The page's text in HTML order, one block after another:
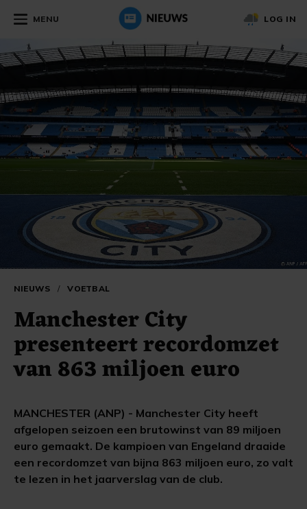
MENU LOG IN
NIEUWS / VOETBAL
Manchester City
presenteert recordomzet
van 863 miljoen euro
MANCHESTER (ANP) - Manchester City heeft
afgelopen seizoen een brutowinst van 89 miljoen
euro gemaakt. De kampioen van Engeland draaide
een recordomzet van bijna 863 miljoen euro, zo valt
te lezen in het jaarverslag van de club.